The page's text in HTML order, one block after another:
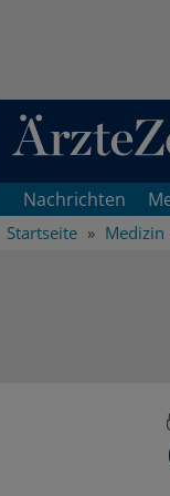
Direkt zum
Nachrichten
Startseite Medizin